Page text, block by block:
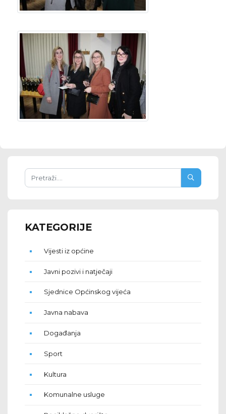
KATEGORIJE
Vijesti iz općine
Javni pozivi i natječaji
Sjednice Općinskog vijeća
Javna nabava
Događanja
Sport
Kultura
Komunalne usluge